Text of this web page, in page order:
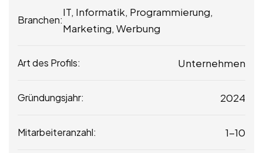
Branchen:
IT, Informatik, Programmierung,
Marketing, Werbung
Art des Profils: Unternehmen
Gründungsjahr: 2024
Mitarbeiteranzahl: 1-10